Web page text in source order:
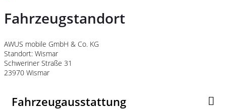
Fahrzeugstandort
AWUS mobile GmbH & Co. KG
Standort: Wismar
Schweriner Straße 31
23970 Wismar
Fahrzeugausstattung